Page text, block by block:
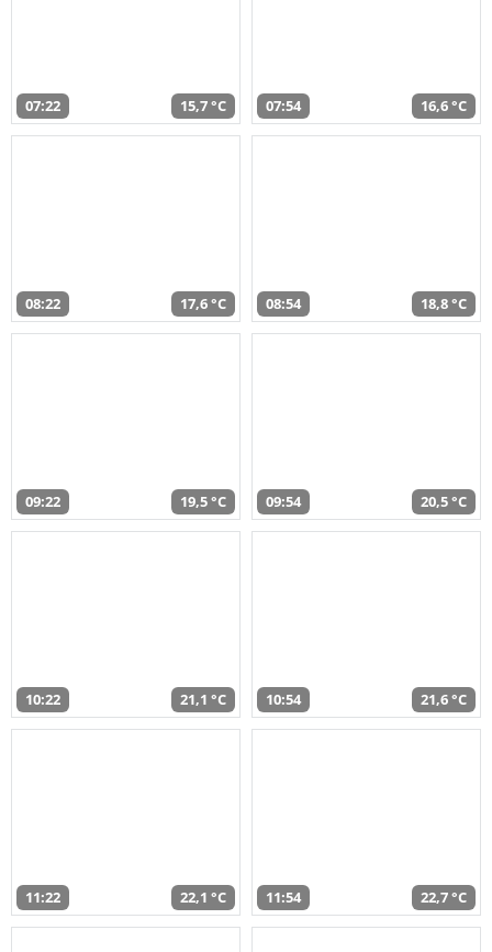
07:22 15,7 °C 07:54 16,6 °C
08:22 17,6 °C 08:54 18,8 °C
09:22 19,5 °C 09:54 20,5 °C
10:22 21,1 °C 10:54 21,6 °C
11:22 22,1 °C 11:54 22,7 °C